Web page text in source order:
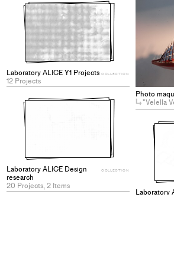
Photo
"Velella Velella".
Laboratory ALICE Y1 Projects COLLECTION
12 Projects
Laboratory ALICE Design
research
COLLECTION
20 Projects, 2 Items
Laboratory